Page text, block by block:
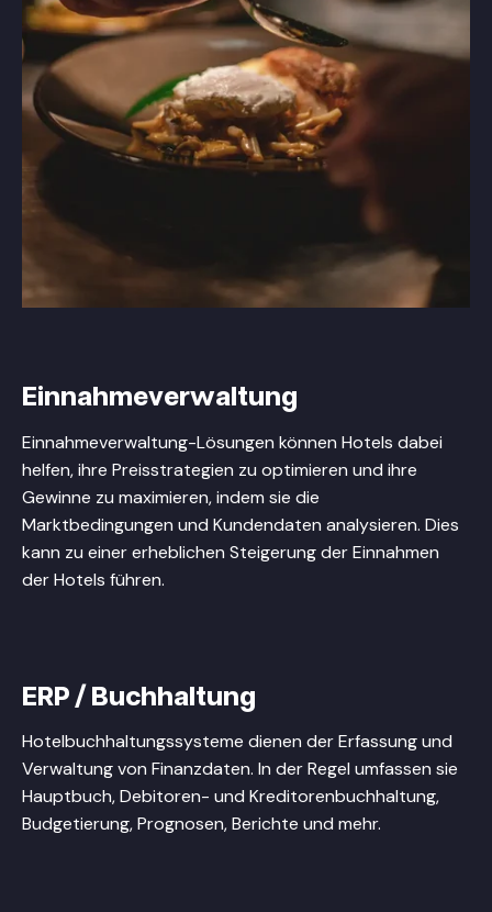
Einnahmeverwaltung
Einnahmeverwaltung-Lösungen können Hotels dabei
helfen, ihre Preisstrategien zu optimieren und ihre
Gewinne zu maximieren, indem sie die
Marktbedingungen und Kundendaten analysieren. Dies
kann zu einer erheblichen Steigerung der Einnahmen
der Hotels führen.
ERP / Buchhaltung
Hotelbuchhaltungssysteme dienen der Erfassung und
Verwaltung von Finanzdaten. In der Regel umfassen sie
Hauptbuch, Debitoren- und Kreditorenbuchhaltung,
Budgetierung, Prognosen, Berichte und mehr.